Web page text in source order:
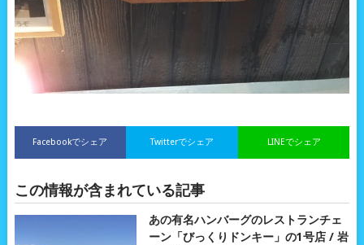
Facebookでシェア LINEでシェア
Twitterでシェア
この情報が含まれている記事
あの有名ハンバーグのレストランチェ
ーン「びっくりドンキー」の1号店 / 岩